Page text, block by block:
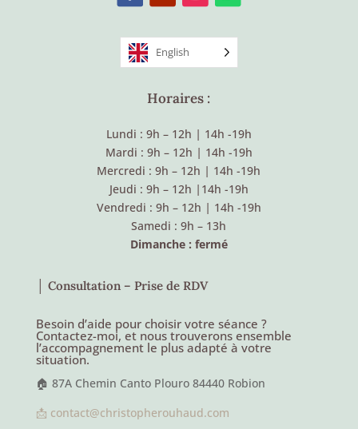
English
Horaires :
Lundi : 9h – 12h | 14h -19h
Mardi : 9h – 12h | 14h -19h
Mercredi : 9h – 12h | 14h -19h
Jeudi : 9h – 12h | 14h -19h
Vendredi : 9h – 12h | 14h -19h
Samedi : 9h – 13h
Dimanche : fermé
│ Consultation – Prise de RDV
Besoin d’aide pour choisir votre séance ?
Contactez-moi, et nous trouverons ensemble
l’accompagnement le plus adapté à votre
situation.
🏠 87A Chemin Canto Plouro 84440 Robion
📩 contact@christopherouhaud.com